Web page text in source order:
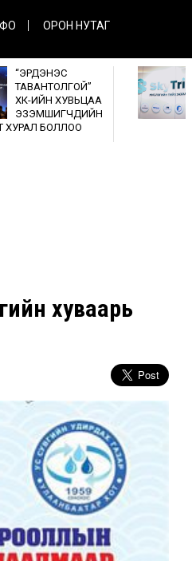
ОРОН НУТАГ
“ЭРДЭНЭС
ТАВАНТОЛГОЙ”
ХК-ИЙН ХУВЬЦАА
ЭЗЭМШИГЧДИЙН
ХУРАЛ БОЛЛОО
хуваарь